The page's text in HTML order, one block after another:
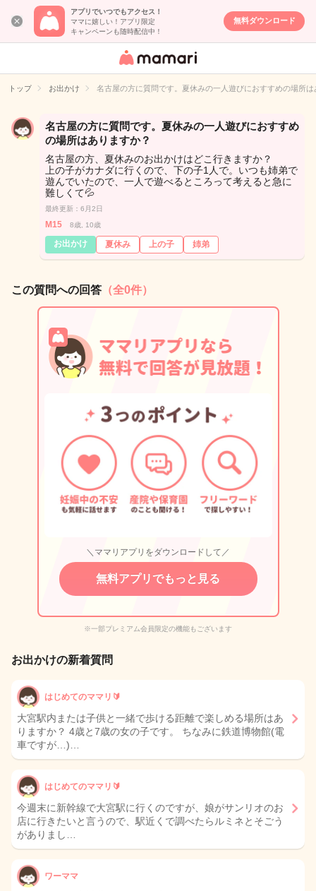
アプリでいつでもアクセス！
ママに嬉しい！アプリ限定
キャンペーンも随時配信中！
無料ダウンロード
女性専用匿名QA
イト
トップ お出かけ 名古屋の方に質問です。夏休みの一人遊びにおすすめの場所
名古屋の方に質問です。夏休みの一人遊びにおすすめ
の場所はありますか？
名古屋の方、夏休みのお出かけはどこ行きますか？
上の子がカナダに行くので、下の子1人で。いつも姉弟で
遊んでいたので、一人で遊べるところって考えると急に
難しくて💦
最終更新：6月2日
M15 8歳, 10歳
お出かけ 夏休み 上の子 姉弟
この質問への回答 （全0件）
＼ママリアプリをダウンロードして／
無料アプリでもっと見る
※一部プレミアム会員限定の機能もございます
お出かけの新着質問
はじめてのママリ🔰
大宮駅内または子供と一緒で歩ける距離で楽しめる場所はあ
りますか？ 4歳と7歳の女の子です。 ちなみに鉄道博物館(電
車ですが…)…
はじめてのママリ🔰
今週末に新幹線で大宮駅に行くのですが、娘がサンリオのお
店に行きたいと言うので、駅近くで調べたらルミネとそごう
がありまし…
ワーママ